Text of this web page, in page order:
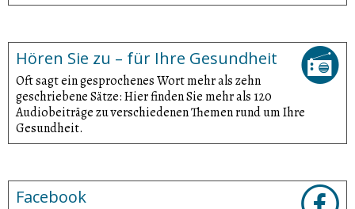
Hören Sie zu – für Ihre Gesundheit
Oft sagt ein gesprochenes Wort mehr als zehn
geschriebene Sätze: Hier finden Sie mehr als 120
Audiobeiträge zu verschiedenen Themen rund um Ihre
Gesundheit.
Facebook